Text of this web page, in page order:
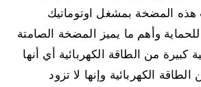
المضخة بمشغل اوتوماتيك
وأهم ما يميز المضخة الصامتة
كبيرة من الطاقة الكهربائية أي أنها
من الطاقة الكهربائية وإنها لا تزود